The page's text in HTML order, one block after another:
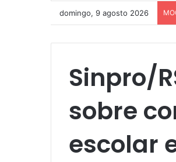
domingo, 9 agosto 2026
Sinpro/
sobre
escolar